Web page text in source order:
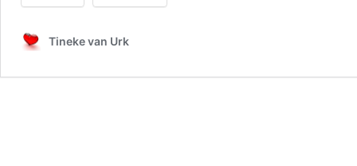
Tineke van Urk